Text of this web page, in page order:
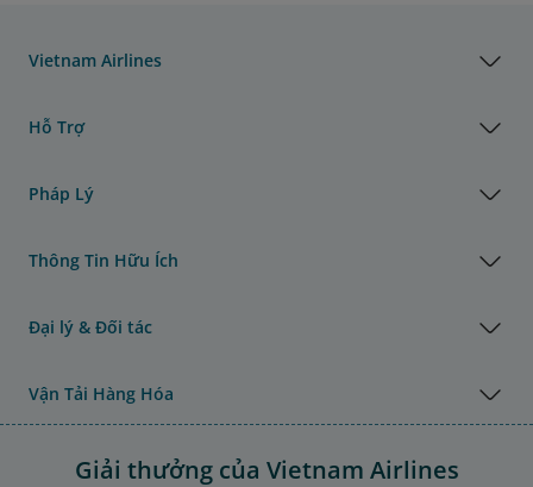
Vietnam Airlines
Hỗ Trợ
Pháp Lý
Thông Tin Hữu Ích
Đại lý & Đối tác
Vận Tải Hàng Hóa
Giải thưởng của Vietnam Airlines